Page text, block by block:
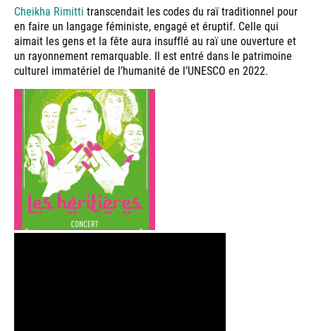
Cheikha Rimitti transcendait les codes du raï traditionnel pour
en faire un langage féministe, engagé et éruptif. Celle qui
aimait les gens et la fête aura insufflé au raï une ouverture et
un rayonnement remarquable. Il est entré dans le patrimoine
culturel immatériel de l’humanité de l’UNESCO en 2022.